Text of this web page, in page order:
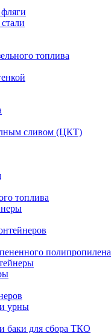
топлива
сливом (ЦКТ)
топлива
полипропилена
урны
баки для сбора ТКО